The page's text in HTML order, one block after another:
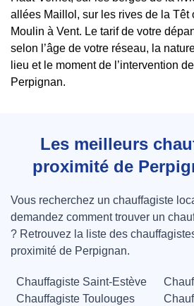
allées Maillol, sur les rives de la Têt
Moulin à Vent. Le tarif de votre
selon l’âge de votre réseau, la
lieu et le moment de l’intervention
Perpignan.
Les meilleurs
proximité de
Vous recherchez un chauffagiste
demandez comment trouver un
? Retrouvez la liste des
proximité de Perpignan.
Chauffagiste Saint-Estève
Chauffagiste Toulouges